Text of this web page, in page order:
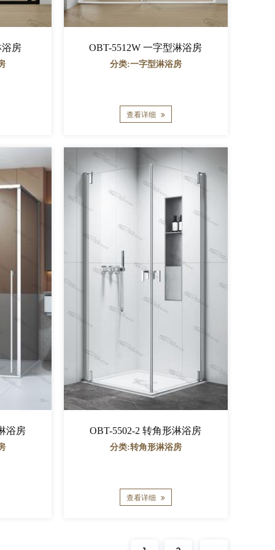
浴房 OBT-5512W 一字型淋浴房
分类:一字型淋浴房
查看详细
浴房 OBT-5502-2 转角形淋浴房
分类:转角形淋浴房
查看详细